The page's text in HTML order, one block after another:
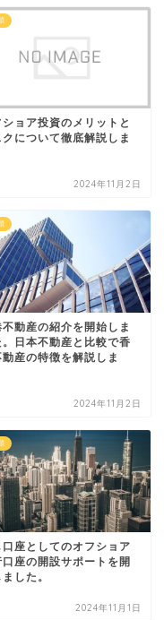
ショア投資のメリットと
クについて徹底解説しま
2024年11月2日
不動産の紹介を開始しま
。日本不動産と比較で香
動産の特徴を解説しま
2024年11月2日
口座としてのオフショア
口座の開設サポートを開
した。
2024年11月1日